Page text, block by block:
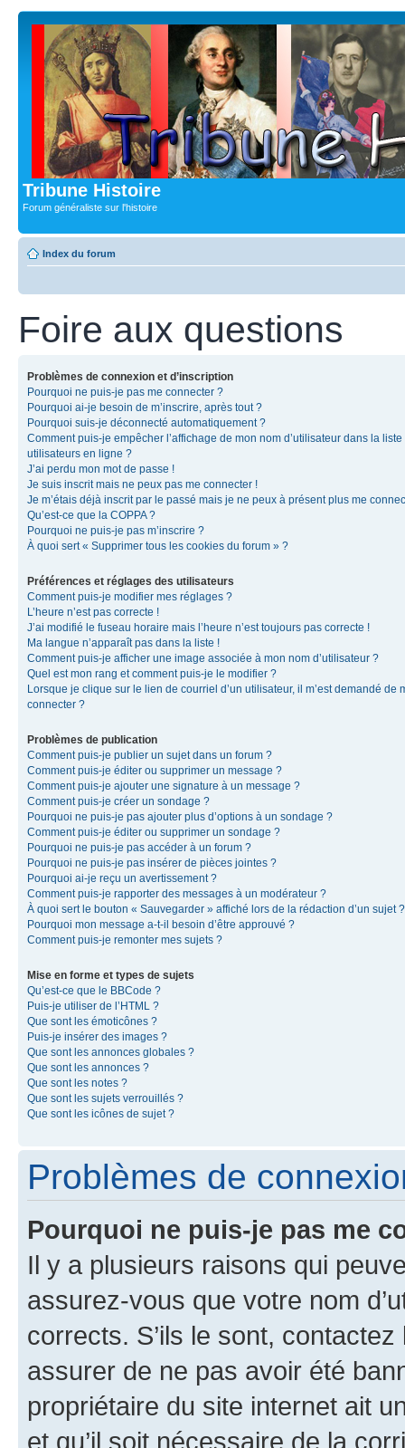
Tribune Histoire
Forum généraliste sur l'histoire
Index du forum
Foire aux questions
Problèmes de connexion et d’inscription
Pourquoi ne puis-je pas me connecter ?
Pourquoi ai-je besoin de m’inscrire, après tout ?
Pourquoi suis-je déconnecté automatiquement ?
Comment puis-je empêcher l’affichage de mon nom d’utilisateur dans la liste
utilisateurs en ligne ?
J’ai perdu mon mot de passe !
Je suis inscrit mais ne peux pas me connecter !
Je m’étais déjà inscrit par le passé mais je ne peux à présent plus me
Qu’est-ce que la COPPA ?
Pourquoi ne puis-je pas m’inscrire ?
À quoi sert « Supprimer tous les cookies du forum » ?
Préférences et réglages des utilisateurs
Comment puis-je modifier mes réglages ?
L’heure n’est pas correcte !
J’ai modifié le fuseau horaire mais l’heure n’est toujours pas correcte !
Ma langue n’apparaît pas dans la liste !
Comment puis-je afficher une image associée à mon nom d’utilisateur ?
Quel est mon rang et comment puis-je le modifier ?
Lorsque je clique sur le lien de courriel d’un utilisateur, il m’est demandé de
connecter ?
Problèmes de publication
Comment puis-je publier un sujet dans un forum ?
Comment puis-je éditer ou supprimer un message ?
Comment puis-je ajouter une signature à un message ?
Comment puis-je créer un sondage ?
Pourquoi ne puis-je pas ajouter plus d’options à un sondage ?
Comment puis-je éditer ou supprimer un sondage ?
Pourquoi ne puis-je pas accéder à un forum ?
Pourquoi ne puis-je pas insérer de pièces jointes ?
Pourquoi ai-je reçu un avertissement ?
Comment puis-je rapporter des messages à un modérateur ?
À quoi sert le bouton « Sauvegarder » affiché lors de la rédaction d’un sujet ?
Pourquoi mon message a-t-il besoin d’être approuvé ?
Comment puis-je remonter mes sujets ?
Mise en forme et types de sujets
Qu’est-ce que le BBCode ?
Puis-je utiliser de l’HTML ?
Que sont les émoticônes ?
Puis-je insérer des images ?
Que sont les annonces globales ?
Que sont les annonces ?
Que sont les notes ?
Que sont les sujets verrouillés ?
Que sont les icônes de sujet ?
Problèmes de
Pourquoi ne puis-je pas me
Il y a plusieurs raisons qui
assurez-vous que votre nom
corrects. S’ils le sont,
assurer de ne pas avoir été
propriétaire du site internet ait
et qu’il soit nécessaire de la